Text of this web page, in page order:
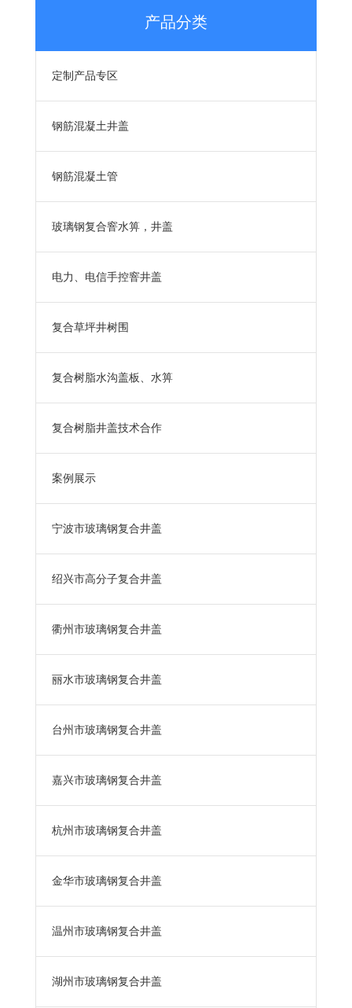
产品分类
定制产品专区
钢筋混凝土井盖
钢筋混凝土管
玻璃钢复合窨水箅，井盖
电力、电信手控窨井盖
复合草坪井树围
复合树脂水沟盖板、水箅
复合树脂井盖技术合作
案例展示
宁波市玻璃钢复合井盖
绍兴市高分子复合井盖
衢州市玻璃钢复合井盖
丽水市玻璃钢复合井盖
台州市玻璃钢复合井盖
嘉兴市玻璃钢复合井盖
杭州市玻璃钢复合井盖
金华市玻璃钢复合井盖
温州市玻璃钢复合井盖
湖州市玻璃钢复合井盖